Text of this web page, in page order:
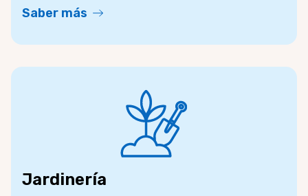
Saber más
Jardinería